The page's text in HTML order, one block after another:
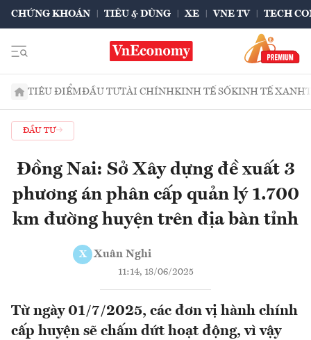
CHỨNG KHOÁN TIÊU & DÙNG XE VNE TV TECH
TIÊU ĐIỂMĐẦU TƯTÀI CHÍNHKINH TẾ SỐKINH TẾ XANH
ĐẦU TƯ
Đồng Nai: Sở Xây dựng đề xuất 3
phương án phân cấp quản lý 1.700
km đường huyện trên địa bàn tỉnh
X Xuân Nghi
11:14, 18/06/2025
Từ ngày 01/7/2025, các đơn vị hành chính
cấp huyện sẽ chấm dứt hoạt động, vì vậy